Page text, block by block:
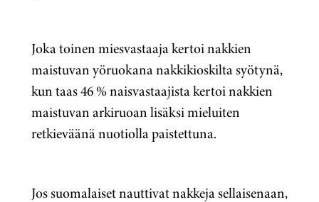
Joka toinen miesvastaaja kertoi nakkien
maistuvan yöruokana nakkikioskilta syötynä,
kun taas 46 % naisvastaajista kertoi nakkien
maistuvan arkiruoan lisäksi mieluiten
retkieväänä nuotiolla paistettuna.
Jos suomalaiset nauttivat nakkeja sellaisenaan,